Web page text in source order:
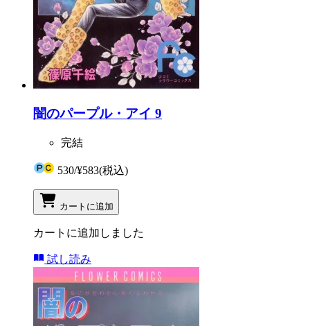
闇のパープル・アイ 9
完結
530/¥583(税込)
カートに追加
カートに追加しました
試し読み